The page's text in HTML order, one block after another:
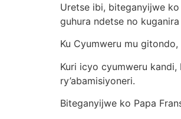
Uretse ibi, biteganyijwe
guhura ndetse no
Ku Cyumweru mu
Kuri icyo cyumweru kandi,
ry’abamisiyoneri.
Biteganyijwe ko Papa